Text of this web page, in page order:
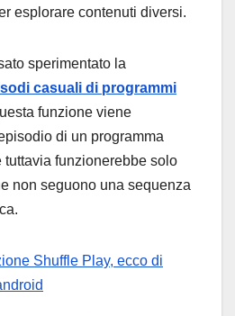
esplorare contenuti diversi.
sperimentato la
casuali di programmi
funzione viene
di un programma
tuttavia funzionerebbe solo
non seguono una sequenza
Shuffle Play, ecco di